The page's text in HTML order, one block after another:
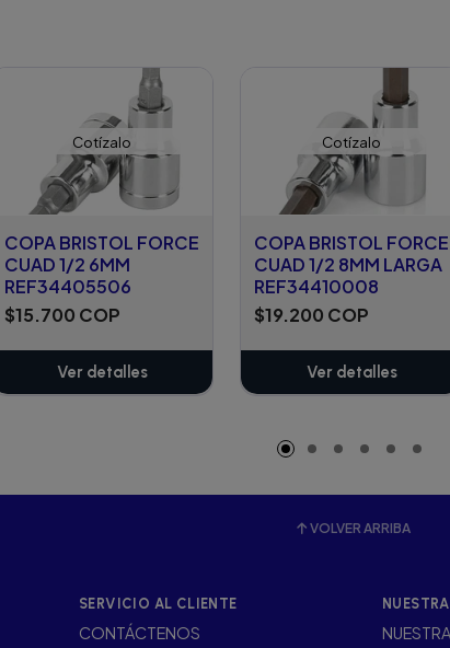
Cotízalo
COPA BRISTOL FORCE
CUAD 1/2 6MM
REF34405506
$15.700 COP
Ver detalles
Cotízalo
COPA BRISTOL FORCE
CUAD 1/2 8MM LARGA
REF34410008
$19.200 COP
Ver detalles
VOLVER ARRIBA
SERVICIO AL CLIENTE
CONTÁCTENOS